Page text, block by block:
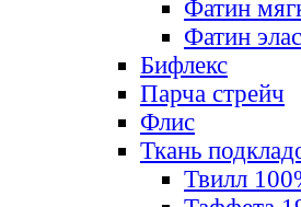
Фатин
Фатин
Бифлекс
Парча стрейч
Флис
Ткань
Твилл